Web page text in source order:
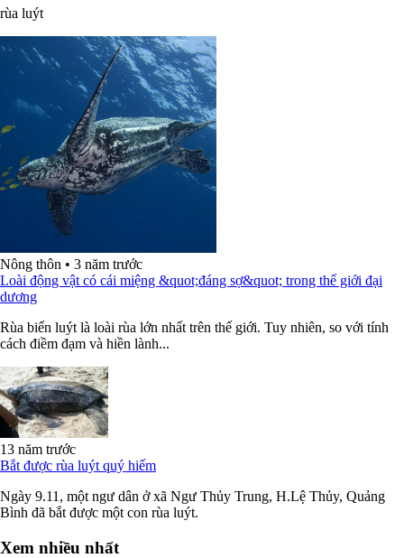
rùa luýt
Nông thôn • 3 năm trước
Loài động vật có cái miệng &quot;đáng sợ&quot; trong thế giới đại
dương
Rùa biển luýt là loài rùa lớn nhất trên thế giới. Tuy nhiên, so với tính
cách điềm đạm và hiền lành...
13 năm trước
Bắt được rùa luýt quý hiếm
Ngày 9.11, một ngư dân ở xã Ngư Thủy Trung, H.Lệ Thủy, Quảng
Bình đã bắt được một con rùa luýt.
Xem nhiều nhất